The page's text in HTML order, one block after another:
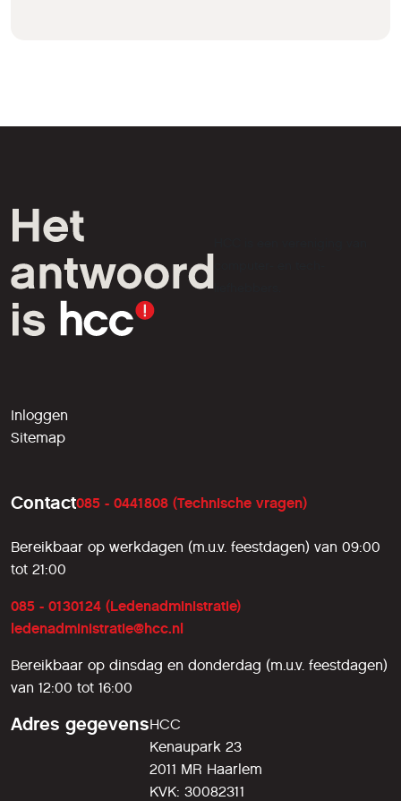
liefhebbers.
Inloggen
Sitemap
Contact085 - 0441808 (Technische vragen)
Bereikbaar op werkdagen (m.u.v. feestdagen) van 09:00
tot 21:00
085 - 0130124 (Ledenadministratie)
ledenadministratie@hcc.nl
Bereikbaar op dinsdag en donderdag (m.u.v. feestdagen)
van 12:00 tot 16:00
Adres gegevensHCC
Kenaupark 23
2011 MR Haarlem
KVK: 30082311